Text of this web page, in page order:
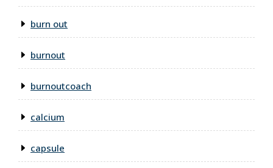
burn out
burnout
burnoutcoach
calcium
capsule